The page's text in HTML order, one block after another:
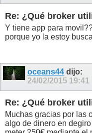
Re: ¿Qué broker
Y tiene app para
porque yo la estoy
oceans44 dijo:
24/02/2015 19:41
Re: ¿Qué broker
Muchas gracias por las
algo de dinero en